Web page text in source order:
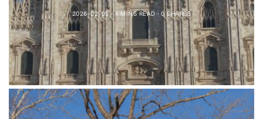
2026-02-05 4 MINS READ 0 SHARES